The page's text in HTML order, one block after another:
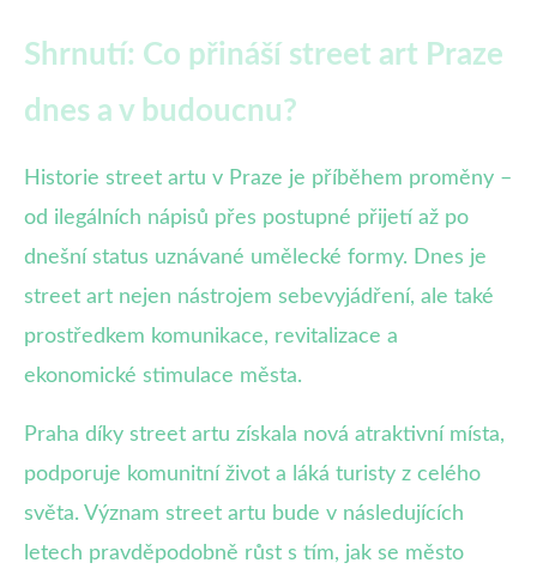
Shrnutí: Co přináší street art Praze
dnes a v budoucnu?
Historie street artu v Praze je příběhem proměny –
od ilegálních nápisů přes postupné přijetí až po
dnešní status uznávané umělecké formy. Dnes je
street art nejen nástrojem sebevyjádření, ale také
prostředkem komunikace, revitalizace a
ekonomické stimulace města.
Praha díky street artu získala nová atraktivní místa,
podporuje komunitní život a láká turisty z celého
světa. Význam street artu bude v následujících
letech pravděpodobně růst s tím, jak se město